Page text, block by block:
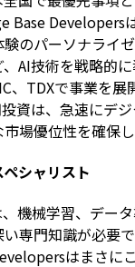
Base Developers
のパーソナライ
AI技術を戦略的
、TDXで事業を展
資は、急速にデ
場優位性を確保し
シャリスト
機械学習、デー
専門知識が必要
はまさに